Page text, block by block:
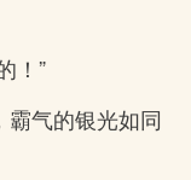
！”
气的银光如同